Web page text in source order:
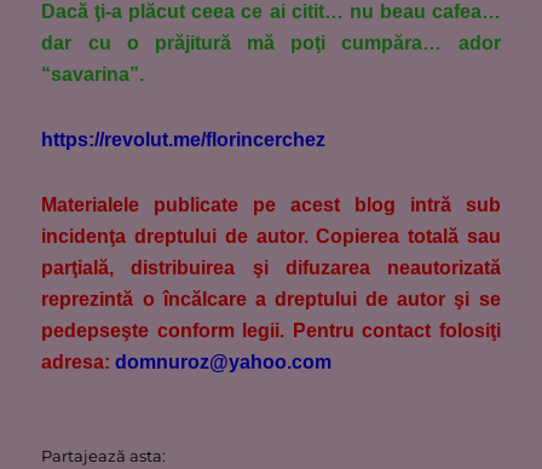
Dacă ţi-a plăcut ceea ce ai citit… nu beau cafea…
dar cu o prăjitură mă poţi cumpăra… ador
“savarina”.
https://revolut.me/florincerchez
Materialele publicate pe acest blog intră sub
incidenţa dreptului de autor. Copierea totală sau
parţială, distribuirea şi difuzarea neautorizată
reprezintă o încălcare a dreptului de autor şi se
pedepseşte conform legii. Pentru contact folosiţi
adresa: domnuroz@yahoo.com
Partajează asta: